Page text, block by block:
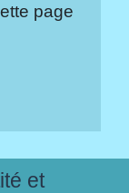
page
et